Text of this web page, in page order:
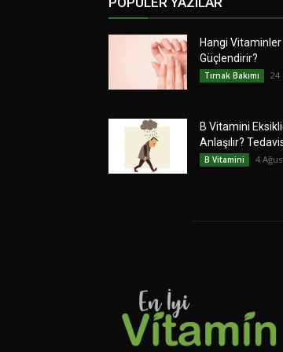
Hangi Vitaminler
Güçlendirir?
Tırnak Bakımı 24
B Vitamini
Anlaşılır?
B Vitamini 4